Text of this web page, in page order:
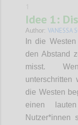
Idee 1:
Author: VANESSA
In die
den Abstand
misst.
unterschritten
die Westen
einen
Nutzer*innen